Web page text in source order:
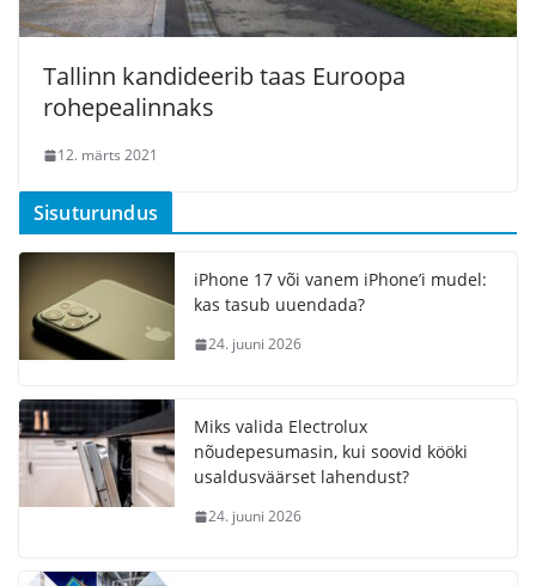
Tallinn kandideerib taas Euroopa
rohepealinnaks
12. märts 2021
Sisuturundus
iPhone 17 või vanem iPhone’i mudel:
kas tasub uuendada?
24. juuni 2026
Miks valida Electrolux
nõudepesumasin, kui soovid kööki
usaldusväärset lahendust?
24. juuni 2026